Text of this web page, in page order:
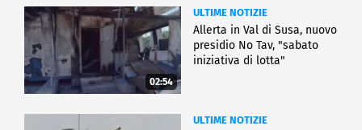
02:54
ULTIME NOTIZIE
Allerta in Val di Susa, nuovo
presidio No Tav, "sabato
iniziativa di lotta"
ULTIME NOTIZIE